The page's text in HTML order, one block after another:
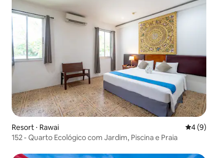
Resort ⋅ Rawai 4 de uma
4 (9)
152 - Quarto Ecológico com Jardim, Piscina e Praia